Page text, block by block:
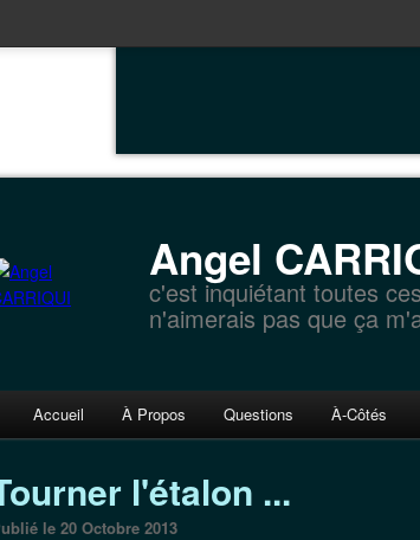
Angel
c'est inquiétant toutes
n'aimerais pas que ça
Accueil À Propos Questions À-Côtés
tourner l'étalon ...
Publié le 20 Octobre 2013